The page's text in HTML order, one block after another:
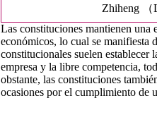
Zhiheng
Las constituciones mantienen una
económicos, lo cual se manifiesta
constitucionales suelen establecer
empresa y la libre competencia,
obstante, las constituciones
ocasiones por el cumplimiento de